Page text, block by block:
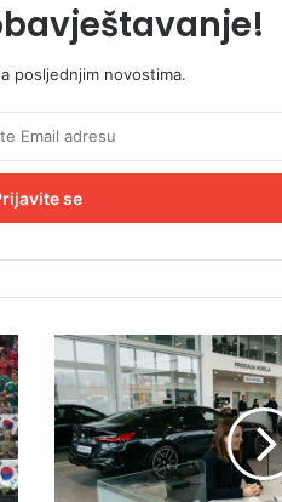
posljednjim novostima.
a
j
v
e